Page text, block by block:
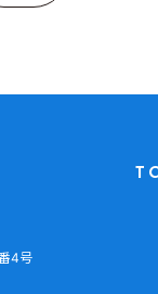
会社アイ・フラッツ
4号